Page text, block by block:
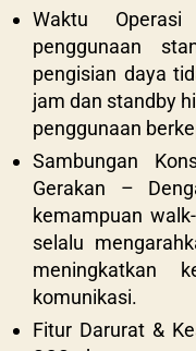
Waktu
penggunaan
pengisian daya
jam dan standby
penggunaan
Sambungan
Gerakan –
kemampuan
selalu
meningkatkan
komunikasi.
Fitur Darurat &